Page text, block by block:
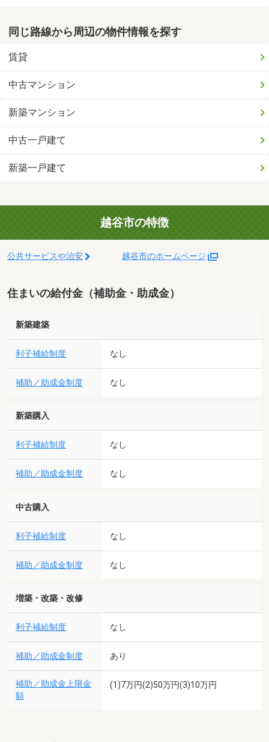
同じ路線から周辺の物件情報を探す
賃貸
中古マンション
新築マンション
中古一戸建て
新築一戸建て
越谷市の特徴
公共サービスや治安 越谷市のホームページ
住まいの給付金（補助金・助成金）
新築建築
利子補給制度 なし
補助／助成金制度 なし
新築購入
利子補給制度 なし
補助／助成金制度 なし
中古購入
利子補給制度 なし
補助／助成金制度 なし
増築・改築・改修
利子補給制度 なし
補助／助成金制度 あり
補助／助成金上限金
額
(1)7万円(2)50万円(3)10万円